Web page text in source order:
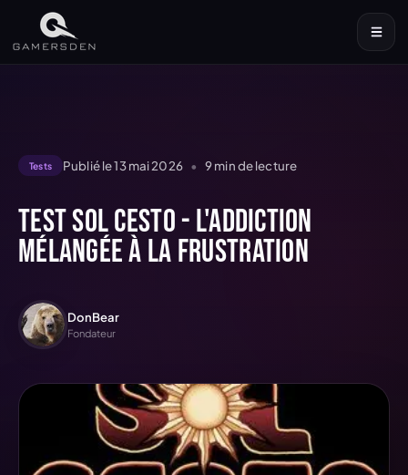
Tests Publié le13 mai 2026 • 9min de lecture
Test Sol Cesto - L'addiction
mélangée à la frustration
DonBear
Fondateur